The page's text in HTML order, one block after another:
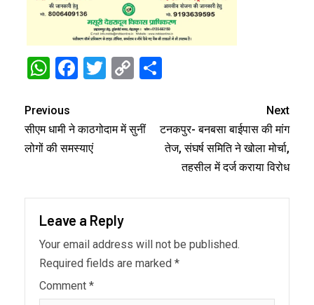
WhatsApp
Facebook
Twitter
Copy
Previous
सीएम धामी ने काठगोदाम में सुनीं
लोगों की समस्याएं
Next
टनकपुर- बनबसा बाईपास की मांग
तेज, संघर्ष समिति ने खोला मोर्चा,
तहसील में दर्ज कराया विरोध
Leave a Reply
Your email address will not be published.
Required fields are marked *
Comment *